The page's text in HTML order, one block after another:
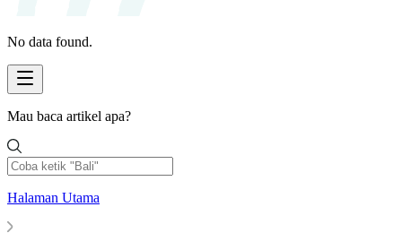
No data found.
Mau baca artikel apa?
Halaman Utama